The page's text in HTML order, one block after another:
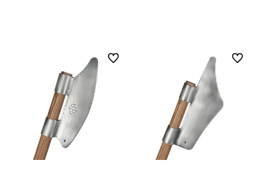
Do ulubionych Do